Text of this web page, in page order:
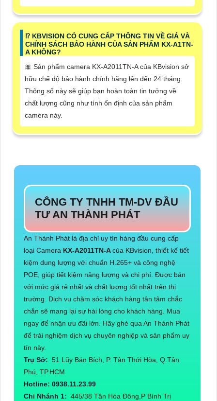
⁉️ KBVISION CÓ CUNG CẤP THÔNG TIN VỀ GIÁ VÀ
CHÍNH SÁCH BẢO HÀNH CỦA SẢN PHẨM KX-A1TN-
A KHÔNG?
🎀 Sản phẩm camera KX-A2011TN-A của KBvision sở
hữu chế độ bảo hành chính hãng lên đến 24 tháng.
Thông số này sẽ giúp bạn hoàn toàn tin tưởng về
chất lượng cũng như tính ổn định của sản phẩm
camera này.
CÔNG TY TNHH TM-DV ĐẦU
TƯ AN THÀNH PHÁT
An Thành Phát là địa chỉ uy tín hàng đầu cung cấp
loại Camera KX-A2011TN-Acủa KBvision, thiết kế tiết
kiệm dung lượng với chuẩn H.265+ và công nghệ
POE, giúp tiết kiệm năng lượng và chi phí. Được bán
với mức giá rẻ nhất và chất lượng tốt nhất trên thị
trường. Dịch vụ chăm sóc khách hàng tận tâm chắc
chắn sẽ mang lại sự hài lòng cho khách hàng. Mua
ngay để nhận ưu đãi lớn. Hãy ghé qua An Thành Phát
để trải nghiệm dịch vụ chuyên nghiệp và sản phẩm uy
tín này.
Trụ Sở: 51 Lũy Bán Bích, P. Tân Thới Hòa, Q.Tân
Phú, TP.HCM
Hotline: 0938.11.23.99
Chi Nhánh 1: 445/38 Tân Hòa Đông,P Bình Trị